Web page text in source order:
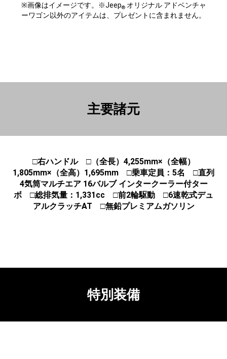
※画像はイメージです。※Jeep®オリジナル アドベンチャ
ーワゴン以外のアイテムは、プレゼントに含まれません。
主要諸元
□右ハンドル □（全長）4,255mm×（全幅）
1,805mm×（全高）1,695mm □乗車定員：5名 □直列
4気筒マルチエア 16バルブ インタークーラー付ター
ボ □総排気量：1,331cc □前2輪駆動 □6速乾式デュ
アルクラッチAT □無鉛プレミアムガソリン
特別装備